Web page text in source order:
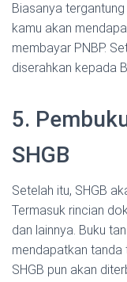
Biasanya
kamu akan
membayar PNBP.
diserahkan kepada
5.
SHGB
Setelah itu, SHGB
Termasuk rincian
dan lainnya. Buku
mendapatkan tanda
SHGB pun akan